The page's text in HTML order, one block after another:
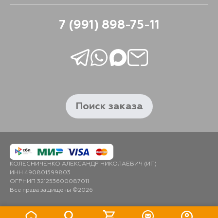
7 (991) 898-75-11
Поиск заказа
КОЛЕСНИЧЕНКО АЛЕКСАНДР НИКОЛАЕВИЧ (ИП)
ИНН 490801599803
ОГРНИП 321253600087011
Все права защищены ©2026